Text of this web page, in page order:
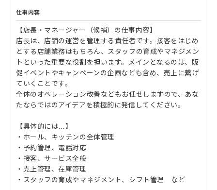
仕事内容
【店長・マネージャー（候補）の仕事内容】
店長は、店舗の運営を管理する責任者です。接客をはじめ
とする店舗業務はもちろん、スタッフの育成やマネジメン
トといった重要な役割を担います。メインとなるのは、販
促イベントやキャンペーンの企画なども含め、売上に繋げ
ていくことです。
全体のオペレーション改善などもお任せしますので、あな
たならではのアイデアを積極的に発信してください。
【具体的には…】
・ホール、キッチンの全体管理
・予約管理、電話対応
・接客、サービス全般
・売上管理、在庫管理
・スタッフの育成やマネジメント、シフト管理 など